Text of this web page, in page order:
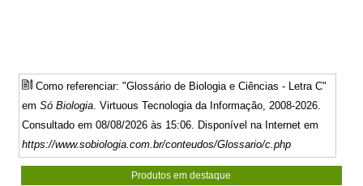
Como referenciar: "Glossário de Biologia e Ciências - Letra C"
emSó Biologia. Virtuous Tecnologia da Informação, 2008-2026.
Consultado em 08/08/2026 às 15:06. Disponível na Internet em
https://www.sobiologia.com.br/conteudos/Glossario/c.php
Produtos em destaque